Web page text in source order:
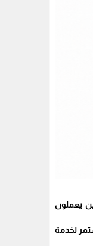
يعملون
لخدمة